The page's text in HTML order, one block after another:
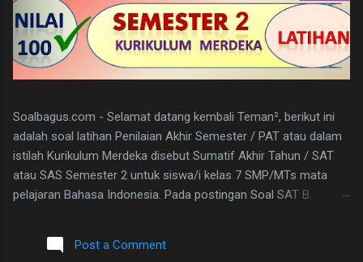
Soalbagus.com - Selamat datang kembali Teman², berikut ini
adalah soal latihan Penilaian Akhir Semester / PAT atau dalam
istilah Kurikulum Merdeka disebut Sumatif Akhir Tahun / SAT
atau SAS Semester 2 untuk siswa/i kelas 7 SMP/MTs mata
pelajaran Bahasa Indonesia. Pada postingan Soal SAT B.
Semoga soalnya bisa sama atau paling tidak menyerupai atau
sebagai patokan dalam mengerjakan soal-soal mengingat
Post a Comment